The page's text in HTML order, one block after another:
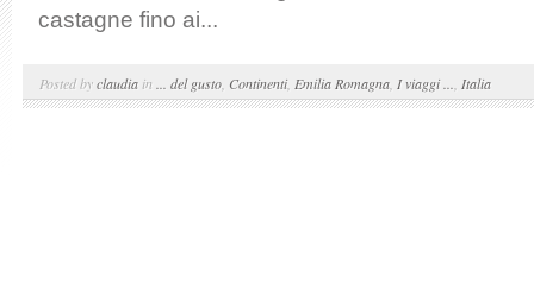
castagne fino ai...
Posted byclaudia in ... del gusto Continenti, Emilia Romagna I viaggi ... Italia